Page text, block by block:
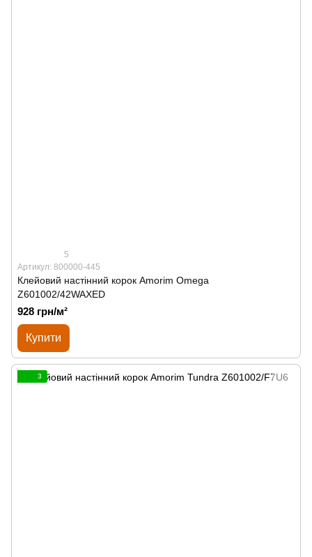
5
Артикул: 800000-445
Клейовий настінний корок Amorim Omega
Z601002/42WAXED
928 грн/м²
Купити
3